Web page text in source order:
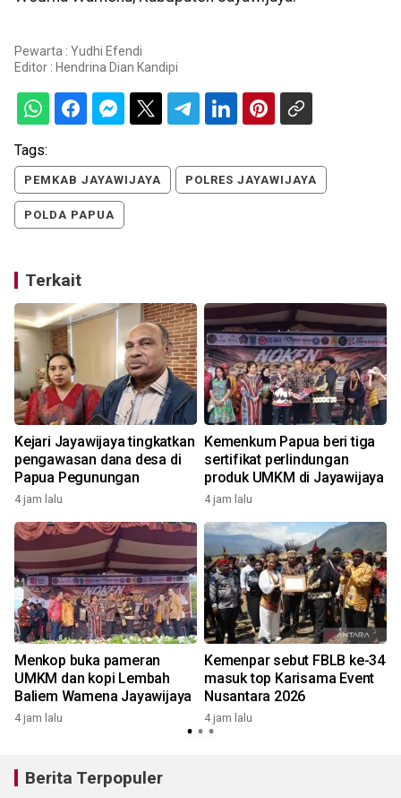
Pewarta : Yudhi Efendi
Editor : Hendrina Dian Kandipi
Tags:
PEMKAB JAYAWIJAYA POLRES JAYAWIJAYA
POLDA PAPUA
Terkait
Kejari Jayawijaya tingkatkan
pengawasan dana desa di
Papua Pegunungan
4 jam lalu
Kemenkum Papua beri tiga
sertifikat perlindungan
produk UMKM di Jayawijaya
4 jam lalu
Menkop buka pameran
UMKM dan kopi Lembah
Baliem Wamena Jayawijaya
4 jam lalu
Kemenpar sebut FBLB ke-34
masuk top Karisama Event
Nusantara 2026
4 jam lalu
Berita Terpopuler